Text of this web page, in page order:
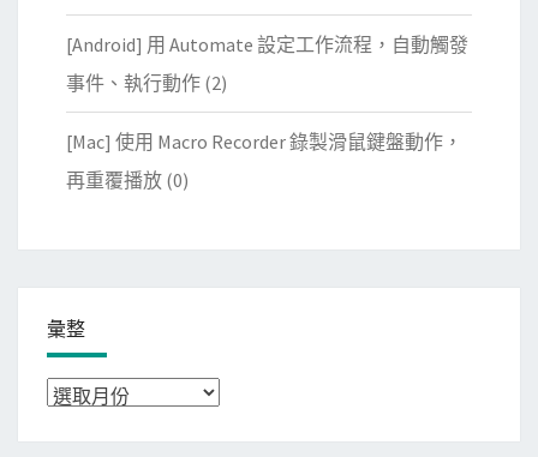
[Android] 用 Automate 設定工作流程，自動觸發
事件、執行動作 (2)
[Mac] 使用 Macro Recorder 錄製滑鼠鍵盤動作，
再重覆播放 (0)
彙整
彙